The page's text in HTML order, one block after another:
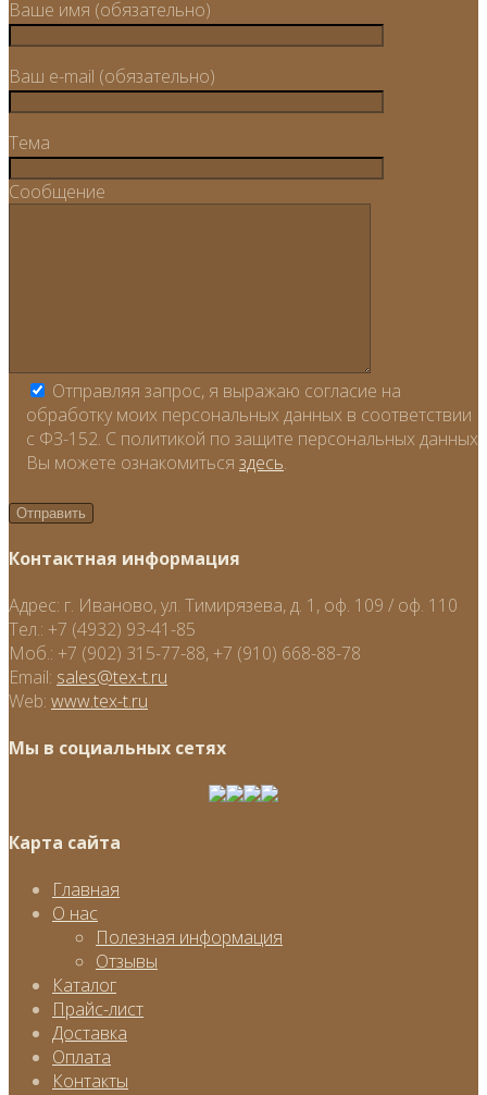
Ваше имя (обязательно)
Ваш e-mail (обязательно)
Тема
Сообщение
Отправляя запрос, я выражаю согласие на
обработку моих персональных данных в соответствии
с ФЗ-152. С политикой по защите персональных данных
Вы можете ознакомиться здесь.
Контактная информация
Адрес: г. Иваново, ул. Тимирязева, д. 1, оф. 109 / оф. 110
Тел.: +7 (4932) 93-41-85
Моб.: +7 (902) 315-77-88, +7 (910) 668-88-78
Email: sales@tex-t.ru
Web: www.tex-t.ru
Мы в социальных сетях
Карта сайта
Главная
О нас
Полезная информация
Отзывы
Каталог
Прайс-лист
Доставка
Оплата
Контакты